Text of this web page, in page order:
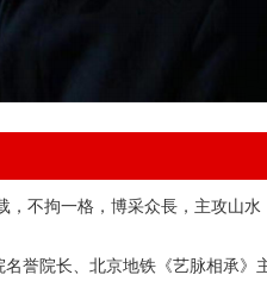
不拘一格，博采众長，主攻山
誉院长、北京地铁《艺脉相承》